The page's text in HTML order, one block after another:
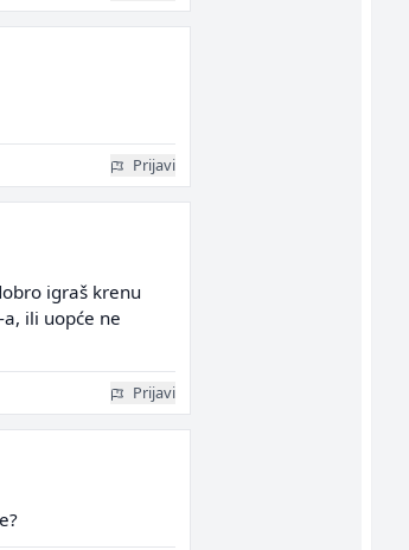
Prijavi
igraš krenu
ili uopće ne
Prijavi